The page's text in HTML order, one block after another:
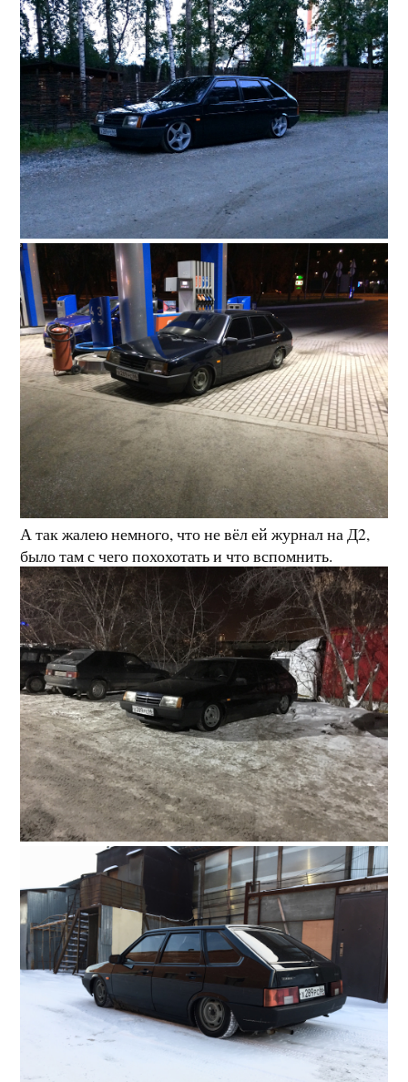
А так жалею немного, что не вёл ей журнал на Д2,
было там с чего похохотать и что вспомнить.